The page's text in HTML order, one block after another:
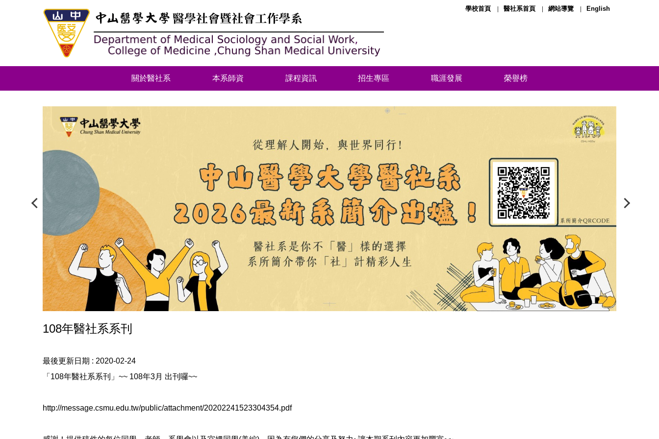
容
學校首頁 醫社系首頁 網站導覽 English
關於醫社系 本系師資 課程資訊 招生專區 職涯發展 榮譽榜
108年醫社系系刊
最後更新日期 : 2020-02-24
「108年醫社系系刊」~~ 108年3月 出刊囉~~
http://message.csmu.edu.tw/public/attachment/20202241523304354.pdf